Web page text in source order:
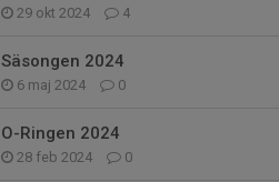
29 okt 2024 4
Säsongen 2024
6 maj 2024 0
O-Ringen 2024
28 feb 2024 0